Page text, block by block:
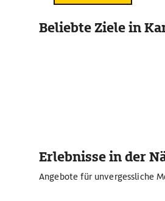
Beliebte Ziele in
Erlebnisse in der
Angebote für unvergessliche